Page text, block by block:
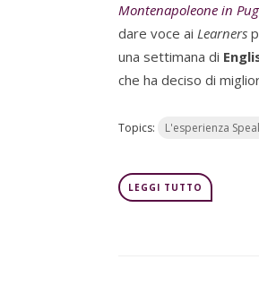
Montenapoleone in
dare voce ai Learners
una settimana di
che ha deciso di
Topics: L'esperienza
LEGGI TUTTO